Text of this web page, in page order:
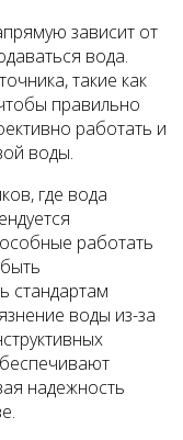
зависит от
вода.
такие как
правильно
работать и
воды.
где вода
работать
стандартам
воды из-за
надежность